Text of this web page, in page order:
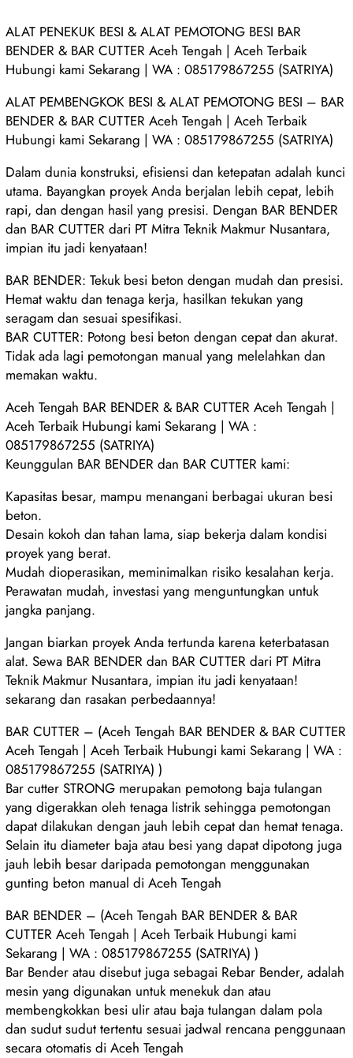
ALAT PENEKUK BESI & ALAT PEMOTONG BESI BAR
BENDER & BAR CUTTER Aceh Tengah | Aceh Terbaik
Hubungi kami Sekarang | WA : 085179867255 (SATRIYA)
ALAT PEMBENGKOK BESI & ALAT PEMOTONG BESI – BAR
BENDER & BAR CUTTER Aceh Tengah | Aceh Terbaik
Hubungi kami Sekarang | WA : 085179867255 (SATRIYA)
Dalam dunia konstruksi, efisiensi dan ketepatan adalah kunci
utama. Bayangkan proyek Anda berjalan lebih cepat, lebih
rapi, dan dengan hasil yang presisi. Dengan BAR BENDER
dan BAR CUTTER dari PT Mitra Teknik Makmur Nusantara,
impian itu jadi kenyataan!
BAR BENDER: Tekuk besi beton dengan mudah dan presisi.
Hemat waktu dan tenaga kerja, hasilkan tekukan yang
seragam dan sesuai spesifikasi.
BAR CUTTER: Potong besi beton dengan cepat dan akurat.
Tidak ada lagi pemotongan manual yang melelahkan dan
memakan waktu.
Aceh Tengah BAR BENDER & BAR CUTTER Aceh Tengah |
Aceh Terbaik Hubungi kami Sekarang | WA :
085179867255 (SATRIYA)
Keunggulan BAR BENDER dan BAR CUTTER kami:
Kapasitas besar, mampu menangani berbagai ukuran besi
beton.
Desain kokoh dan tahan lama, siap bekerja dalam kondisi
proyek yang berat.
Mudah dioperasikan, meminimalkan risiko kesalahan kerja.
Perawatan mudah, investasi yang menguntungkan untuk
jangka panjang.
Jangan biarkan proyek Anda tertunda karena keterbatasan
alat. Sewa BAR BENDER dan BAR CUTTER dari PT Mitra
Teknik Makmur Nusantara, impian itu jadi kenyataan!
sekarang dan rasakan perbedaannya!
BAR CUTTER – (Aceh Tengah BAR BENDER & BAR CUTTER
Aceh Tengah | Aceh Terbaik Hubungi kami Sekarang | WA :
085179867255 (SATRIYA) )
Bar cutter STRONG merupakan pemotong baja tulangan
yang digerakkan oleh tenaga listrik sehingga pemotongan
dapat dilakukan dengan jauh lebih cepat dan hemat tenaga.
Selain itu diameter baja atau besi yang dapat dipotong juga
jauh lebih besar daripada pemotongan menggunakan
gunting beton manual di Aceh Tengah
BAR BENDER – (Aceh Tengah BAR BENDER & BAR
CUTTER Aceh Tengah | Aceh Terbaik Hubungi kami
Sekarang | WA : 085179867255 (SATRIYA) )
Bar Bender atau disebut juga sebagai Rebar Bender, adalah
mesin yang digunakan untuk menekuk dan atau
membengkokkan besi ulir atau baja tulangan dalam pola
dan sudut sudut tertentu sesuai jadwal rencana penggunaan
secara otomatis di Aceh Tengah